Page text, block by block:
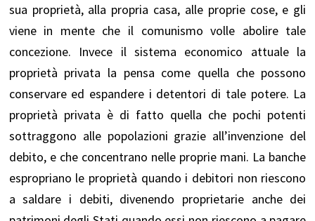
sua proprietà, alla propria casa, alle proprie cose, e gli
viene in mente che il comunismo volle abolire tale
concezione. Invece il sistema economico attuale la
proprietà privata la pensa come quella che possono
conservare ed espandere i detentori di tale potere. La
proprietà privata è di fatto quella che pochi potenti
sottraggono alle popolazioni grazie all’invenzione del
debito, e che concentrano nelle proprie mani. La banche
espropriano le proprietà quando i debitori non riescono
a saldare i debiti, divenendo proprietarie anche dei